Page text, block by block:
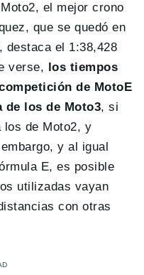
el mejor crono
que se quedó en
destaca el 1:38,428
verse, los tiempos
de MotoE
de los de Moto3, si
los de Moto2, y
y al igual
E, es posible
utilizadas vayan
con otras